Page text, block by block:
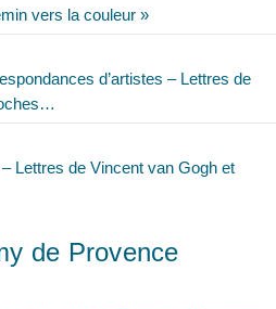
vers la couleur »
d’artistes – Lettres de
Lettres de Vincent van Gogh et
de Provence